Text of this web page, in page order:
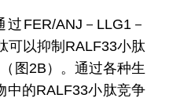
FER/ANJ－LLG1－
可以抑制RALF33小肽
图2B）。通过各种生
中的RALF33小肽竞争